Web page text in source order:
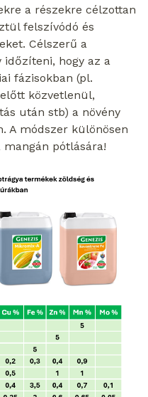
a részekre célzottan
felszívódó és
Célszerű a
hogy az a
fázisokban (pl.
közvetlenül,
után stb) a növény
A módszer különösen
mangán pótlására!